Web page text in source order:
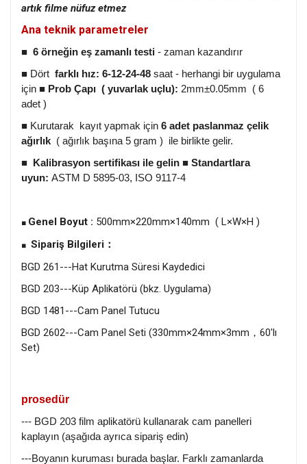
artık filme nüfuz etmez
Ana teknik parametreler
■ 6 örneğin eş zamanlı testi - zaman kazandırır
■ Dört farklı hız: 6-12-24-48 saat - herhangi bir uygulama
için ■ Prob Çapı ( yuvarlak uçlu): 2mm±0.05mm ( 6
adet )
■ Kurutarak kayıt yapmak için 6 adet paslanmaz çelik
ağırlık ( ağırlık başına 5 gram ) ile birlikte gelir.
■ Kalibrasyon sertifikası ile gelin ■ Standartlara
uyun: ASTM D 5895-03, ISO 9117-4
■ Genel Boyut : 500mm×220mm×140mm ( L×W×H )
■ Sipariş Bilgileri：
BGD 261---Hat Kurutma Süresi Kaydedici
BGD 203---Küp Aplikatörü (bkz. Uygulama)
BGD 1481---Cam Panel Tutucu
BGD 2602---Cam Panel Seti (330mm×24mm×3mm，60'lı
Set)
prosedür
--- BGD 203 film aplikatörü kullanarak cam panelleri
kaplayın (aşağıda ayrıca sipariş edin)
---Boyanın kuruması burada başlar. Farklı zamanlarda